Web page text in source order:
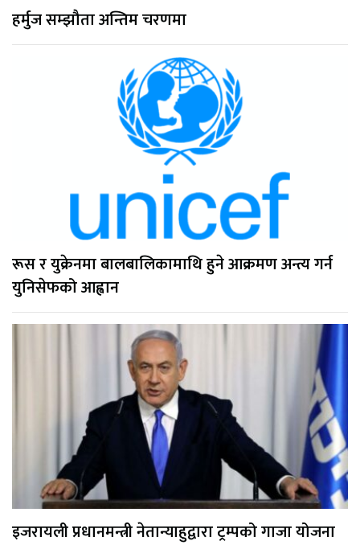
हर्मुज सम्झौता अन्तिम चरणमा
रूस र युक्रेनमा बालबालिकामाथि हुने आक्रमण अन्त्य गर्न
युनिसेफको आह्वान
इजरायली प्रधानमन्त्री नेतान्याहुद्वारा ट्रम्पको गाजा योजना